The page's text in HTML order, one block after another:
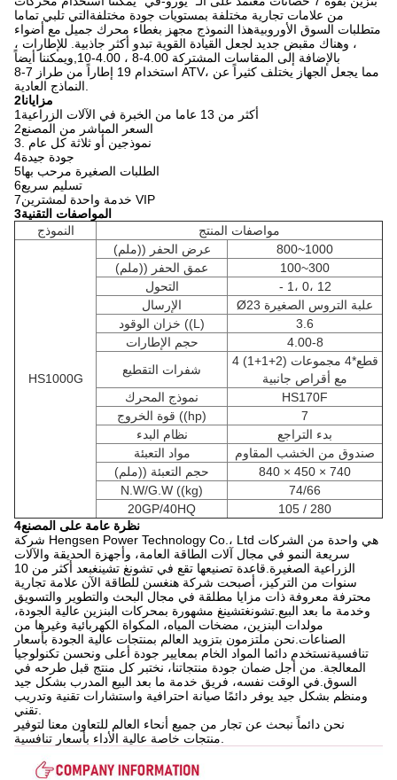
من علامات تجارية مختلفة بمستويات جودة مختلفةالتي تلبي تماما
متطلبات السوق الأوروبيةهذا النموذج مجهز بغطاء محرك جميل مع أضواء
، وهناك مقبض جديد لجعل القيادة القوية تبدو أكثر جاذبية. للإطارات ،
بالإضافة إلى المقاسات المشتركة 4.00-8 ، 4.00-10,ويمكننا أيضاً
استخدام 19 إطاراً من طراز 7-8 ATV، مما يجعل الجهاز يختلف كثيراً عن
2مزايانا
1أكثر من 13 عاما من الخبرة في الآلات الزراعية
2السعر المباشر من المصنع
3. نموذجين أو ثلاثة كل عام
4جودة جيدة
5الطلبات الصغيرة مرحب بها
6تسليم سريع
7خدمة واحدة لمشترين VIP
3المواصفات التقنية
النموذج
مواصفات المنتج
HS1000G
عرض الحفر ((ملم)
800~1000
عمق الحفر ((ملم)
100~300
التحول
- 1، 0، 12
الإرسال
Ø23 علبة التروس الصغيرة
خزان الوقود ((L)
3.6
حجم الإطارات
4.00-8
شفرات التقطيع
4 قطع*4 مجموعات (2+1+1)
مع أقراص جانبية
نموذج المحرك
HS170F
قوة الخروج ((hp)
7
نظام البدء
بدء التراجع
مواد التعبئة
صندوق من الخشب المقاوم
حجم التعبئة ((ملم)
840 × 450 × 740
N.W/G.W ((kg)
74/66
20GP/40HQ
105 / 280
4نظرة عامة على المصنع
شركة Hengsen Power Technology Co.، Ltd هي واحدة من الشركات
سريعة النمو في مجال آلات الطاقة العامة، وأجهزة الحديقة والآلات
الزراعية الصغيرة.قاعدة تصنيعها تقع في تشونغ تشينغبعد أكثر من 10
سنوات من التركيز، أصبحت شركة هنغسن للطاقة الآن علامة تجارية
محترفة معروفة ذات مزايا مطلقة في مجال البحث والتطوير والتسويق
وخدمة ما بعد البيع.تشونغتشينغ مشهورة بمحركات البنزين عالية الجودة،
مولدات البنزين، مضخات المياه، المكواة الكهربائية وغيرها من
الصناعات.نحن ملتزمون بتزويد العالم بمنتجات عالية الجودة بأسعار
تنافسيةنستخدم دائما المواد الخام بمعايير جودة أعلى ونحسن تكنولوجيا
المعالجة. من أجل ضمان جودة منتجاتنا، نختبر كل منتج قبل طرحه في
السوق.في الوقت نفسه، فريق خدمة ما بعد البيع المدرب بشكل جيد
ومنظم بشكل جيد يوفر دائمًا صيانة احترافية واستشارات تقنية وتدريب
نحن دائماً نبحث عن تجار من جميع أنحاء العالم للتعاون معنا لتوفير